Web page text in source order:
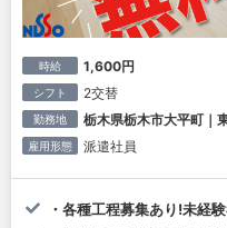
時給 1,600円
シフト 2交替
勤務地 栃木県栃木市大平町
雇用形態 派遣社員
・各種工程募集あり!未経